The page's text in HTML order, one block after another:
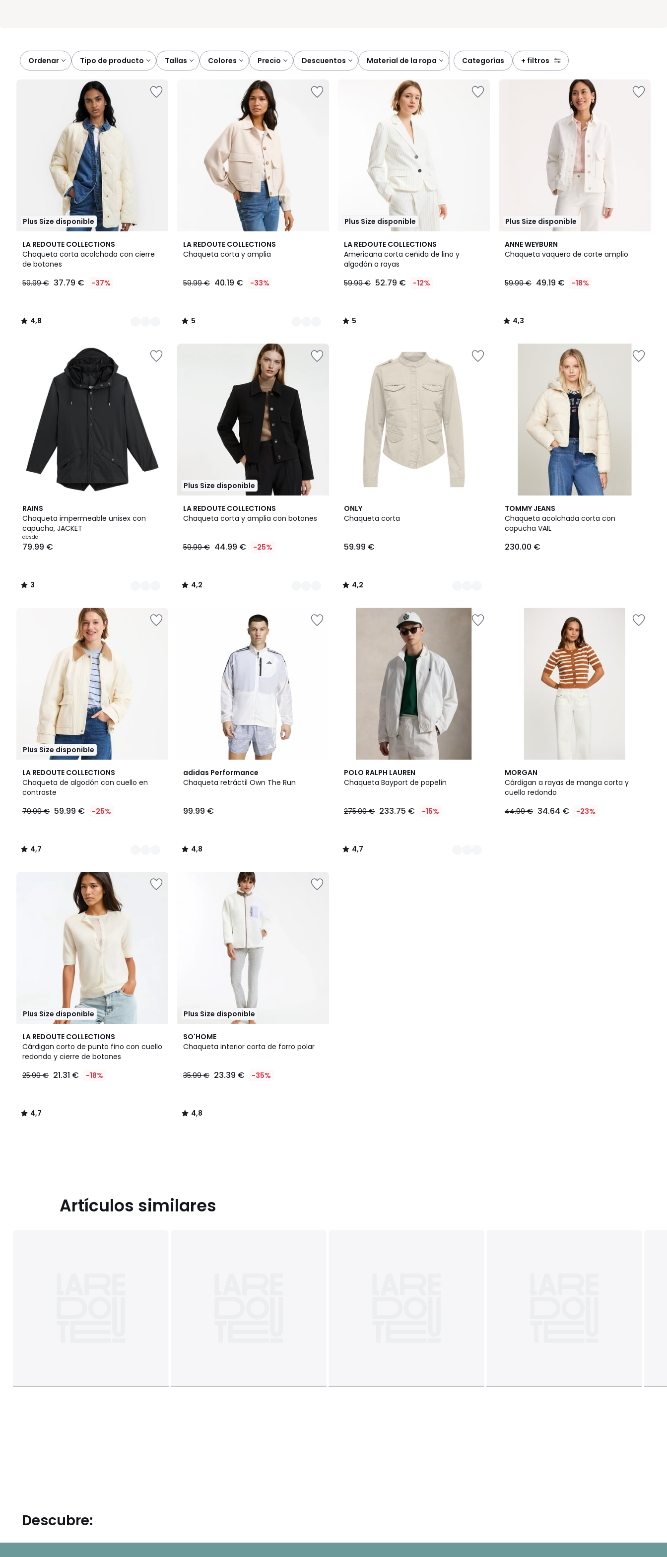
Ordenar tipo de producto tallas colores precio descuentos material de la ropa categorías + filtros
Plus Size disponible
LA REDOUTE COLLECTIONS
Chaqueta corta acolchada con cierre
de botones
€
59.99
59.99 € 37.79 € -37%
4,8
/ 5
2
Colores
4,8
/
LA REDOUTE COLLECTIONS
Chaqueta corta y amplia
59.99 € 40.19 € -33%
5
/
2
Colores
5
/
Plus Size disponible
LA REDOUTE COLLECTIONS
Americana corta ceñida de lino y
algodón a rayas
59.99 € 52.79 € -12%
5
/
5
5
/
Plus Size disponible
ANNE WEYBURN
Chaqueta vaquera de corte amplio
59.99 € 49.19 € -18%
4,3
/ 5
4,3
/
RAINS
Chaqueta impermeable unisex con
capucha, JACKET
desde
79.99 €
3
/
5
4
Colores
3
/
Plus Size disponible
LA REDOUTE COLLECTIONS
Chaqueta corta y amplia con botones
59.99 € 44.99 € -25%
4,2
/ 5
2
Colores
4,2
/
ONLY
Chaqueta corta
59.99 €
4,2
/ 5
2
Colores
4,2
/
TOMMY JEANS
Chaqueta acolchada corta con
capucha VAIL
230.00 €
Plus Size disponible
LA REDOUTE COLLECTIONS
Chaqueta de algodón con cuello en
contraste
79.99 € 59.99 € -25%
4,7
/ 5
2
Colores
4,7
/
adidas Performance
Chaqueta retráctil Own The Run
99.99 €
4,8
/ 5
4,8
/
POLO RALPH LAUREN
Chaqueta Bayport de popelín
275.00 € 233.75 € -15%
4,7
/ 5
3
Colores
4,7
/
MORGAN
Cárdigan a rayas de manga corta y
cuello redondo
44.99 € 34.64 € -23%
Plus Size disponible
LA REDOUTE COLLECTIONS
Cárdigan corto de punto fino con cuello
redondo y cierre de botones
25.99 € 21.31 € -18%
4,7
/ 5
4,7
/
Plus Size disponible
SO'HOME
Chaqueta interior corta de forro polar
35.99 € 23.39 € -35%
4,8
/ 5
4,8
/
Artículos similares
Descubre: